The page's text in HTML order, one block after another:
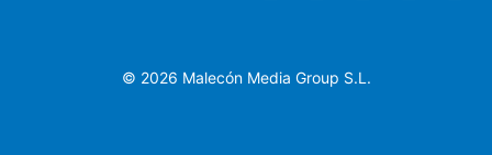
© 2026 Malecón Media Group S.L.